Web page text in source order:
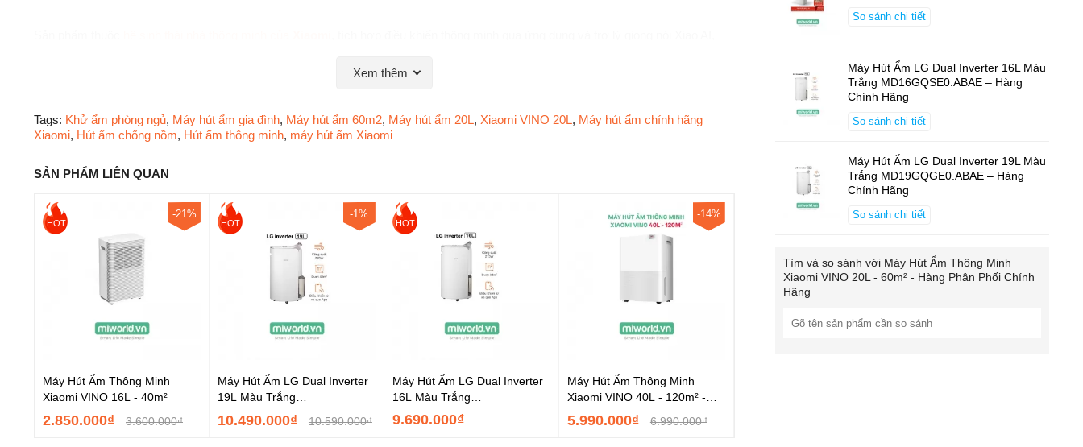
Khả Năng Hút Ẩm 20L/Ngày – Phù Hợp Không Gian Gia Đình
Xem thêm
Tags: Khử ẩm phòng ngủ, Máy hút ẩm gia đình, Máy hút ẩm 60m2, Máy hút ẩm 20L, Xiaomi VINO 20L, Máy hút ẩm chính hãng
Xiaomi, Hút ẩm chống nồm, Hút ẩm thông minh, máy hút ẩm Xiaomi
SẢN PHẨM LIÊN QUAN
HOT
-21%
Máy Hút Ẩm Thông Minh
Xiaomi VINO 16L - 40m²
2.850.000₫ 3.600.000₫
HOT
-1%
Máy Hút Ẩm LG Dual Inverter
19L Màu Trắng
MD19GQGE0.ABAE – Hàng
Chính Hãng
10.490.000₫ 10.590.000₫
HOT
Máy Hút Ẩm LG Dual Inverter
16L Màu Trắng
MD16GQSE0.ABAE – Hàng
9.690.000₫
-14%
Máy Hút Ẩm Thông Minh
Xiaomi VINO 40L - 120m² -
Hàng Phân Phối Chính Hãng
5.990.000₫ 6.990.000₫
So sánh chi tiết
Máy Hút Ẩm LG Dual Inverter 16L Màu
Trắng MD16GQSE0.ABAE – Hàng
Chính Hãng
So sánh chi tiết
Máy Hút Ẩm LG Dual Inverter 19L Màu
Trắng MD19GQGE0.ABAE – Hàng
Chính Hãng
So sánh chi tiết
Tìm và so sánh với Máy Hút Ẩm Thông Minh
Xiaomi VINO 20L - 60m² - Hàng Phân Phối Chính
Hãng